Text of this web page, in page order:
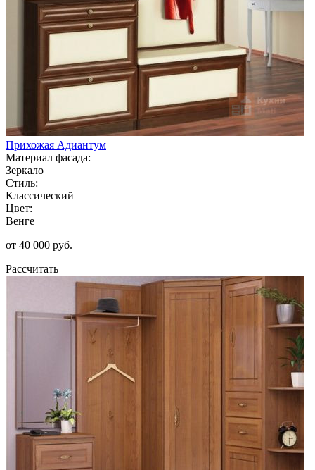
Прихожая Адиантум
Материал фасада:
Зеркало
Стиль:
Классический
Цвет:
Венге
от 40 000 руб.
Рассчитать